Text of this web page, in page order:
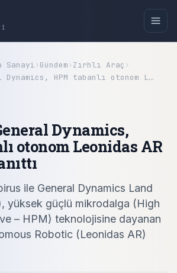
Sanayi› Gündem› Zırhlı Araç ›
HPM tabanlı otonom L…
Dynamics,
otonom Leonidas AR
ile General Dynamics Land
yüksek güçlü mikrodalga (High
– HPM) teknolojisine dayanan
Robotic (Leonidas AR)